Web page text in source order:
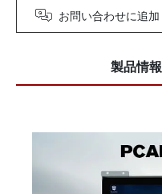
お問い合わせに追加
製品情報